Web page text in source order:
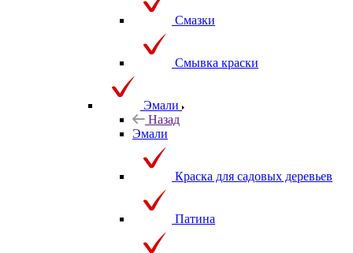
Смазки
Смывка краски
Эмали
Назад
Эмали
Краска для садовых деревьев
Патина